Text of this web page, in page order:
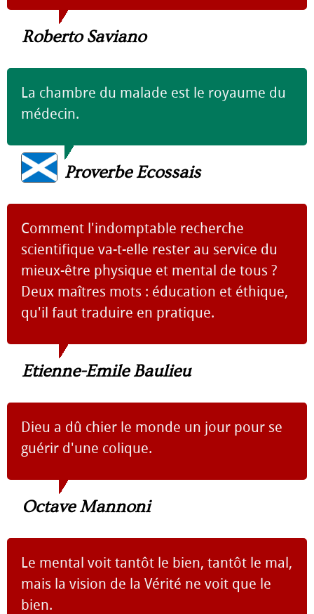
Roberto Saviano
La chambre du malade est le royaume du
médecin.
Proverbe Ecossais
Comment l'indomptable recherche
scientifique va-t-elle rester au service du
mieux-être physique et mental de tous ?
Deux maîtres mots : éducation et éthique,
qu'il faut traduire en pratique.
Etienne-Emile Baulieu
Dieu a dû chier le monde un jour pour se
guérir d'une colique.
Octave Mannoni
Le mental voit tantôt le bien, tantôt le mal,
mais la vision de la Vérité ne voit que le
bien.